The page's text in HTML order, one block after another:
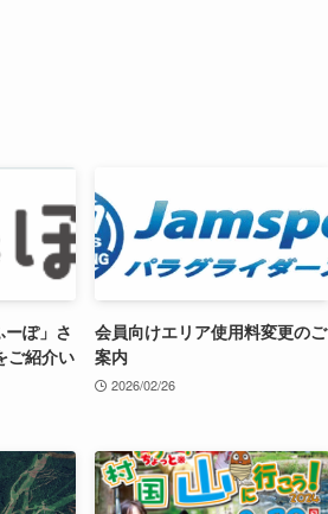
ぽ」さ
ご紹介い
会員向けエリア使用料変更のご
案内
2026/02/26